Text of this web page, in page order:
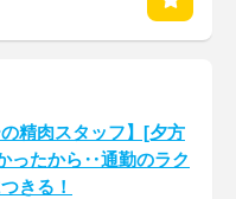
の精肉スタッフ】[夕方
ったから‥通勤のラク
きる！